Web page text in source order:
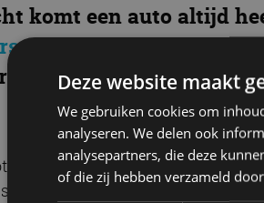
komt een auto altijd
foto’sal bijzonder
foto’s van deze nieuwe
De Bugatti Divo is
sportiever gemaakt. Achterin
Deze website maakt
We gebruiken cookies om
analyseren. We delen ook
analysepartners, die deze
of die zij hebben verzameld